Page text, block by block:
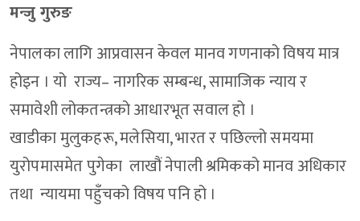
मन्जु गुरुङ
नेपालका लागि आप्रवासन केवल मानव गणनाको विषय मात्र
होइन । यो राज्य– नागरिक सम्बन्ध, सामाजिक न्याय र
समावेशी लोकतन्त्रको आधारभूत सवाल हो ।
खाडीका मुलुकहरू, मलेसिया, भारत र पछिल्लो समयमा
युरोपमासमेत पुगेका लाखौं नेपाली श्रमिकको मानव अधिकार
तथा न्यायमा पहुँचको विषय पनि हो ।